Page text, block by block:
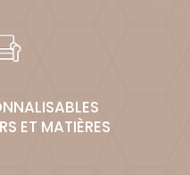
ET MATIÈRES